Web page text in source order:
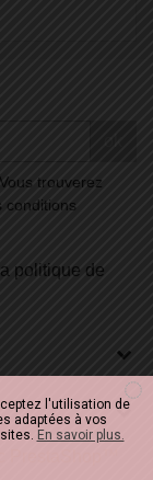
trouverez
conditions
politique de
PrestaShop™
l'utilisation de
adaptées à vos
En savoir plus.